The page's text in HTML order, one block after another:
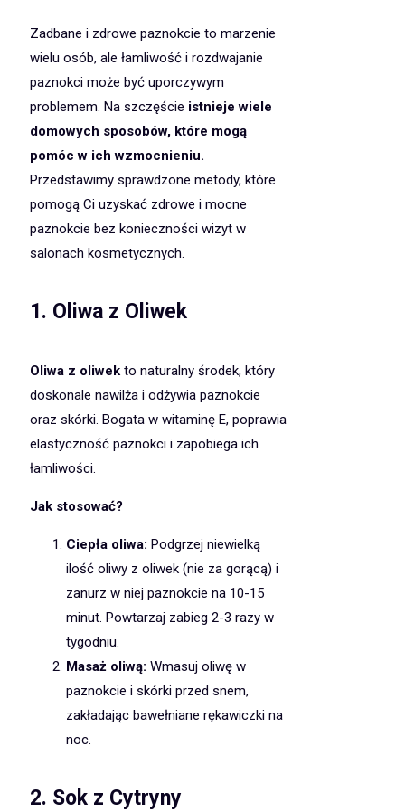
Zadbane i zdrowe paznokcie to marzenie
wielu osób, ale łamliwość i rozdwajanie
paznokci może być uporczywym
problemem. Na szczęście istnieje wiele
domowych sposobów, które mogą
pomóc w ich wzmocnieniu.
Przedstawimy sprawdzone metody, które
pomogą Ci uzyskać zdrowe i mocne
paznokcie bez konieczności wizyt w
salonach kosmetycznych.
1. Oliwa z Oliwek
Oliwa z oliwek to naturalny środek, który
doskonale nawilża i odżywia paznokcie
oraz skórki. Bogata w witaminę E, poprawia
elastyczność paznokci i zapobiega ich
łamliwości.
Jak stosować?
Ciepła oliwa: Podgrzej niewielką
ilość oliwy z oliwek (nie za gorącą) i
zanurz w niej paznokcie na 10-15
minut. Powtarzaj zabieg 2-3 razy w
tygodniu.
Masaż oliwą: Wmasuj oliwę w
paznokcie i skórki przed snem,
zakładając bawełniane rękawiczki na
noc.
2. Sok z Cytryny